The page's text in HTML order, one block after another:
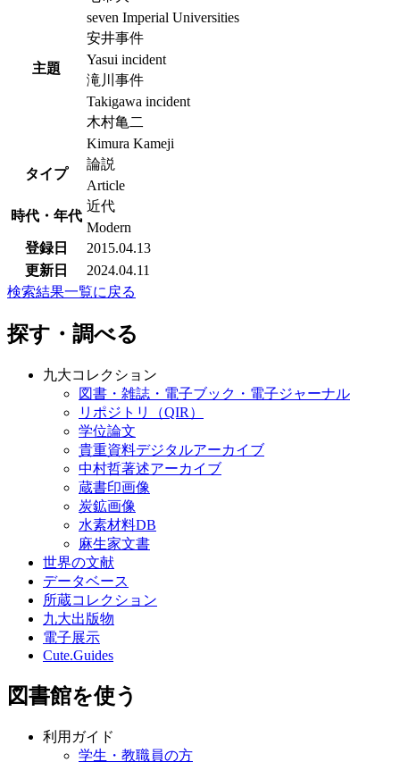
主題
seven Imperial Universities
安井事件
Yasui incident
滝川事件
Takigawa incident
木村亀二
Kimura Kameji
タイプ
論説
Article
時代・年代
近代
Modern
登録日
2015.04.13
更新日
2024.04.11
検索結果一覧に戻る
探す・調べる
九大コレクション
図書・雑誌・電子ブック・電子ジャーナル
リポジトリ（QIR）
学位論文
貴重資料デジタルアーカイブ
中村哲著述アーカイブ
蔵書印画像
炭鉱画像
水素材料DB
麻生家文書
世界の文献
データベース
所蔵コレクション
九大出版物
電子展示
Cute.Guides
図書館を使う
利用ガイド
学生・教職員の方